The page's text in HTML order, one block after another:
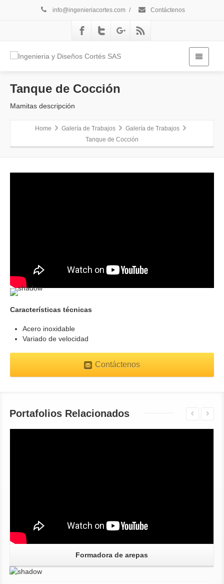
info@ingenieriacortes.com / Contáctenos
Tanque de Cocción
Mamitas descripción
Home Galería de Trabajos
Galería de Trabajos
Tanque de Cocción
Características técnicas
Acero inoxidable
Variado de velocidad
Contáctenos
Portafolios Relacionados
Formadora de arepas